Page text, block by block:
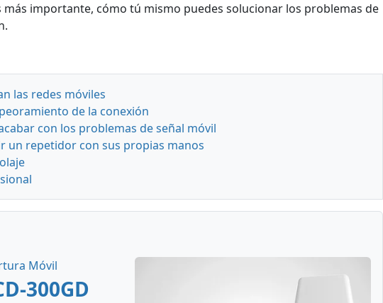
más importante, cómo tú mismo puedes solucionar los problemas de
las redes móviles
de la conexión
con los problemas de señal móvil
un repetidor con sus propias manos
Móvil
300GD